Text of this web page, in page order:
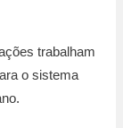
trabalham
o sistema